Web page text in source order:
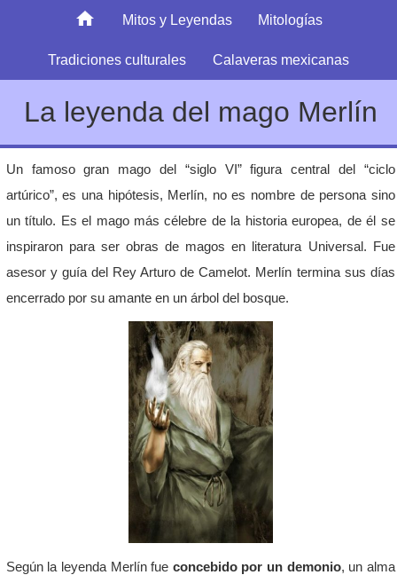
Mitos y Leyendas Mitologías
Tradiciones culturales Calaveras mexicanas
La leyenda del mago Merlín
Un famoso gran mago del “siglo VI” figura central del “ciclo
artúrico”, es una hipótesis, Merlín, no es nombre de persona sino
un título. Es el mago más célebre de la historia europea, de él se
inspiraron para ser obras de magos en literatura Universal. Fue
asesor y guía del Rey Arturo de Camelot. Merlín termina sus días
encerrado por su amante en un árbol del bosque.
Según la leyenda Merlín fue concebido por un demonio, un alma